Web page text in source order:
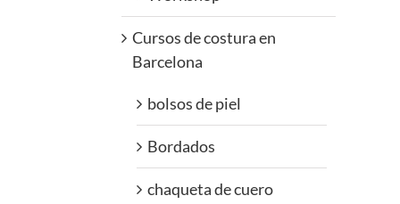
Cursos de costura en
Barcelona
bolsos de piel
Bordados
chaqueta de cuero